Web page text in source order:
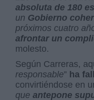
absoluta de 180
un Gobierno
próximos cuatro
afrontar un
molesto.
Según Carreras,
responsable” ha
convirtiéndose en
queantepone